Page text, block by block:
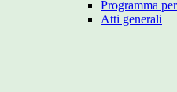
Programma
Atti generali